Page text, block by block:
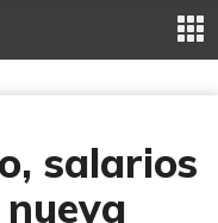
salarios